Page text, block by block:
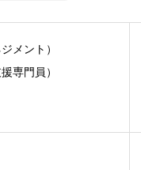
メント）
専門員）